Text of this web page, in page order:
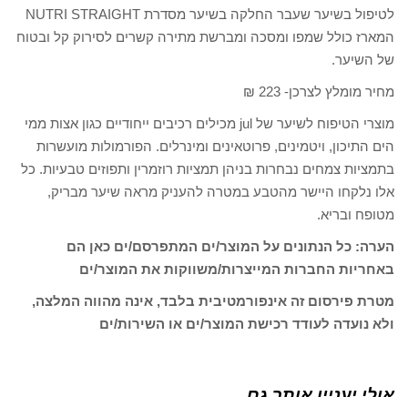
לטיפול בשיער שעבר החלקה בשיער מסדרת NUTRI STRAIGHT
המארז כולל שמפו ומסכה ומברשת מתירה קשרים לסירוק קל ובטוח
של השיער.
מחיר מומלץ לצרכן- 223 ₪
מוצרי הטיפוח לשיער של jul מכילים רכיבים ייחודיים כגון אצות ממי
הים התיכון, ויטמינים, פרוטאינים ומינרלים. הפורמולות מועשרות
בתמציות צמחים נבחרות בניהן תמציות רוזמרין ותפוזים טבעיות. כל
אלו נלקחו היישר מהטבע במטרה להעניק מראה שיער מבריק,
מטופח ובריא.
הערה: כל הנתונים על המוצר/ים המתפרסם/ים כאן הם
באחריות החברות המייצרות/משווקות את המוצר/ים
מטרת פירסום זה אינפורמטיבית בלבד, אינה מהווה המלצה,
ולא נועדה לעודד רכישת המוצר/ים או השירות/ים